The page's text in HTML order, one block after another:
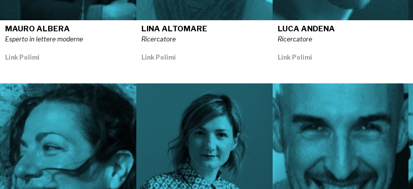
MAURO ALBERA
Esperto in lettere moderne
Link Polimi
LINA ALTOMARE
Ricercatore
Link Polimi
LUCA ANDENA
Ricercatore
Link Polimi